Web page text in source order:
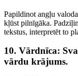
Papildinot angļu
kļūst pilnīgāka.
tekstus, interpretēt to
10. Vārdnīca:
vārdu krājums.